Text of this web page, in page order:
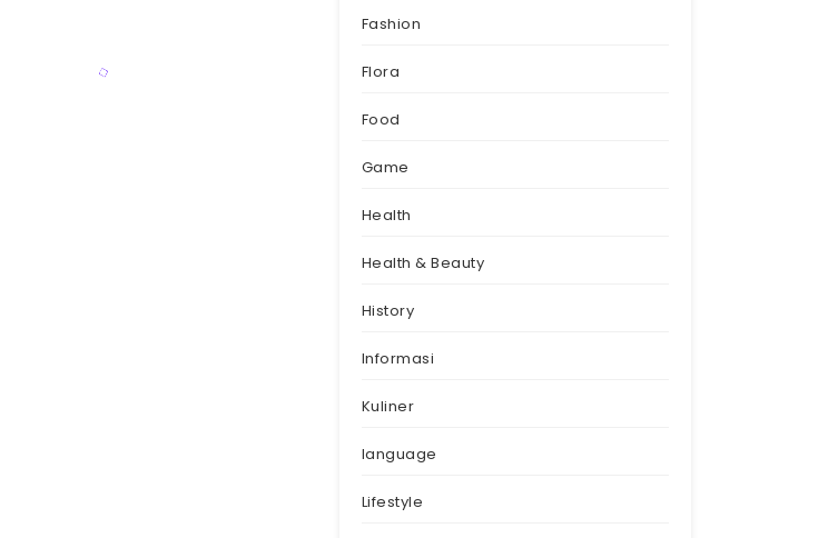
Fashion
Flora
Food
Game
Health
Health & Beauty
History
Informasi
Kuliner
language
Lifestyle